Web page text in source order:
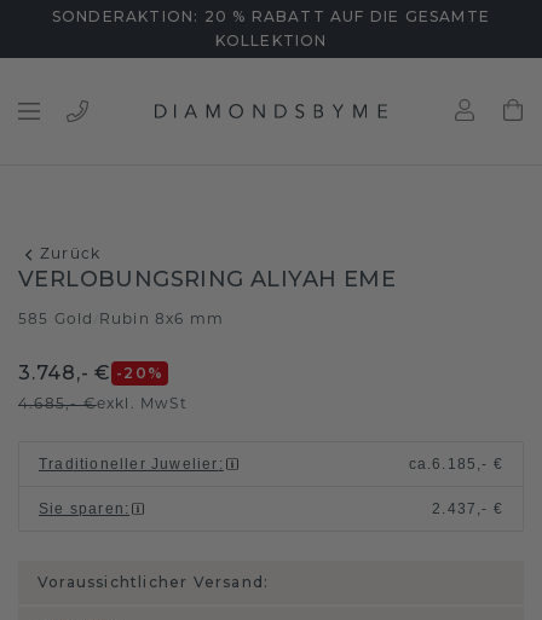
SONDERAKTION: 20 % RABATT AUF DIE GESAMTE
KOLLEKTION
Zurück
VERLOBUNGSRING ALIYAH EME
585 Gold Rubin 8x6 mm
3.748,- € -20 %
4.685,- €exkl. MwSt
Traditioneller Juwelier : ca.6.185,- €
Sie sparen : 2.437,- €
Voraussichtlicher Versand: